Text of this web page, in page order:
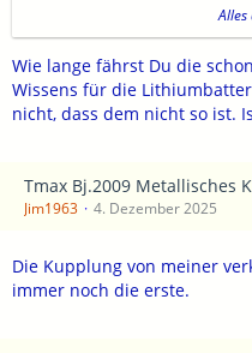
oder so wie ich gleich auf
fährt sich danach weniger
Alles
Wie lange fährst Du die
Wissens für die
nicht, dass dem nicht so ist.
Tmax Bj.2009 Metallisches
Jim1963 4. Dezember 2025
Die Kupplung von meiner
immer noch die erste.